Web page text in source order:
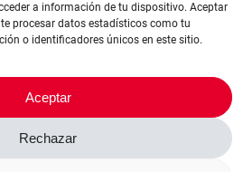
a información de tu dispositivo. Aceptar
procesar datos estadísticos como tu
o identificadores únicos en este sitio.
Aceptar
Rechazar